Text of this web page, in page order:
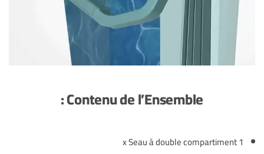
Contenu de l’Ensemble :
1 x Seau à double compartiment